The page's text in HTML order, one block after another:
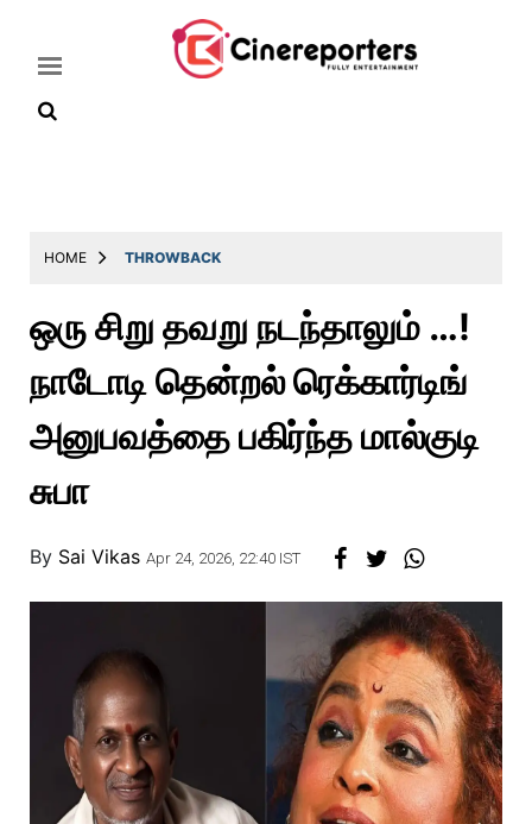
Latest
Throwback
Television
Photos
Story
HOME THROWBACK
ஒரு சிறு தவறு நடந்தாலும் …!
நாடோடி தென்றல் ரெக்கார்டிங்
அனுபவத்தை பகிர்ந்த மால்குடி
சுபா
By Sai Vikas Apr 24, 2026, 22:40 IST